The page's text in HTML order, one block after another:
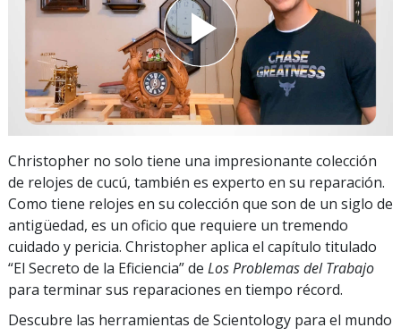
Christopher no solo tiene una impresionante colección
de relojes de cucú, también es experto en su reparación.
Como tiene relojes en su colección que son de un siglo de
antigüedad, es un oficio que requiere un tremendo
cuidado y pericia. Christopher aplica el capítulo titulado
“El Secreto de la Eficiencia” de Los Problemas del Trabajo
para terminar sus reparaciones en tiempo récord.
Descubre las herramientas de Scientology para el mundo